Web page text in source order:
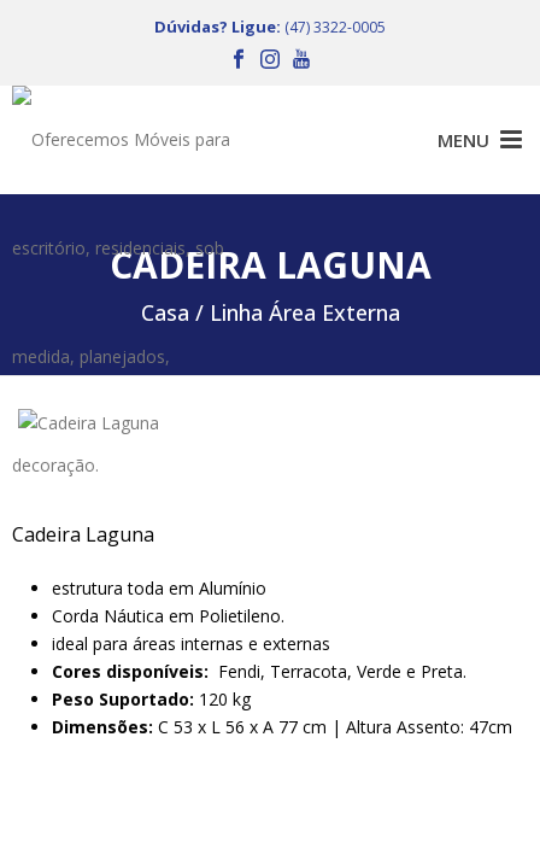
Dúvidas? Ligue: (47) 3322-0005
CADEIRA LAGUNA
Casa / Linha Área Externa
Cadeira Laguna
estrutura toda em Alumínio
Corda Náutica em Polietileno.
ideal para áreas internas e externas
Cores disponíveis: Fendi, Terracota, Verde e Preta.
Peso Suportado: 120 kg
Dimensões: C 53 x L 56 x A 77 cm | Altura Assento: 47cm